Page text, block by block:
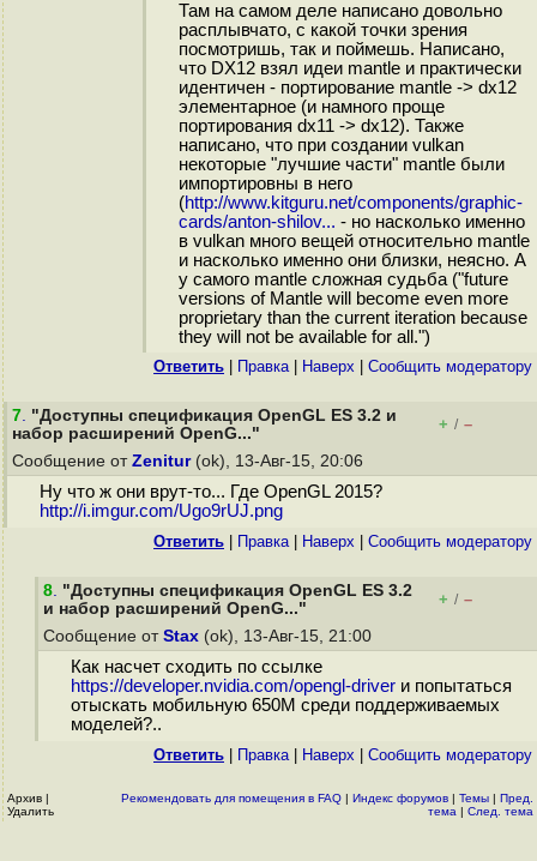
Там на самом деле написано довольно
расплывчато, с какой точки зрения
посмотришь, так и поймешь. Написано,
что DX12 взял идеи mantle и практически
идентичен - портирование mantle -> dx12
элементарное (и намного проще
портирования dx11 -> dx12). Также
написано, что при создании vulkan
некоторые "лучшие части" mantle были
импортировны в него
(http://www.kitguru.net/components/graphic-
cards/anton-shilov... - но насколько именно
в vulkan много вещей относительно mantle
и насколько именно они близки, неясно. А
у самого mantle сложная судьба ("future
versions of Mantle will become even more
proprietary than the current iteration because
they will not be available for all.")
Ответить Правка| Наверх Cообщить модератору
7. "Доступны спецификация OpenGL ES 3.2 и
набор расширений OpenG..."
+ / –
Сообщение от Zenitur(ok), 13-Авг-15, 20:06
Ну что ж они врут-то... Где OpenGL 2015?
http://i.imgur.com/Ugo9rUJ.png
Ответить Правка| Наверх Cообщить модератору
8. "Доступны спецификация OpenGL ES 3.2
и набор расширений OpenG..."
+ / –
Сообщение от Stax (ok), 13-Авг-15, 21:00
Как насчет сходить по ссылке
https://developer.nvidia.com/opengl-driverи попытаться
отыскать мобильную 650M среди поддерживаемых
моделей?..
Ответить Правка| Наверх Cообщить модератору
Архив |
Удалить
Рекомендовать для помещения в FAQ | Индекс форумов | Темы | Пред.
тема | След. тема